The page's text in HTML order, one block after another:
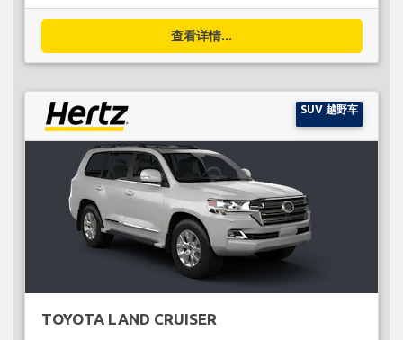
查看详情...
SUV 越野车
TOYOTA LAND CRUISER